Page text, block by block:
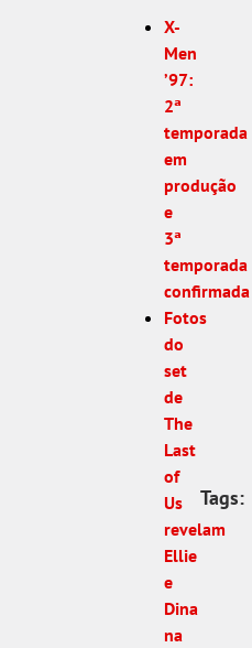
X-
Men
’97:
2ª
temporada
em
produção
e
3ª
temporada
confirmada
Fotos
do
set
de
The
Last
of
Us
revelam
Ellie
e
Dina
na
Tags: